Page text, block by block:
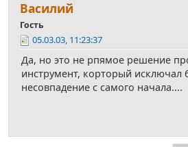
Василий
Гость
05.03.03, 11:23:37
Да, но это не рпямое решение
инструмент, корторый исключал
несовпадение с самого начала....